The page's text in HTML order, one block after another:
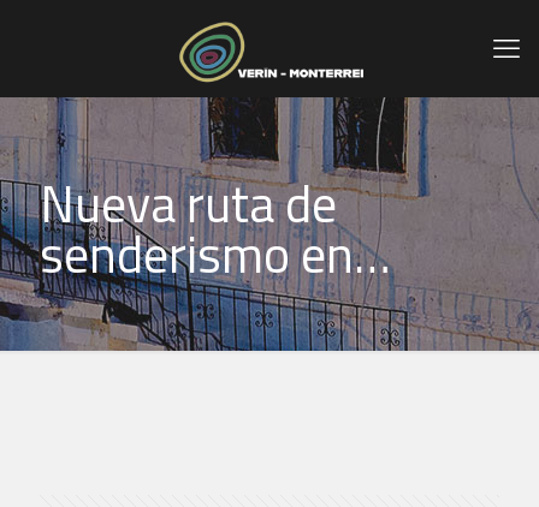
Nueva ruta de
senderismo en…